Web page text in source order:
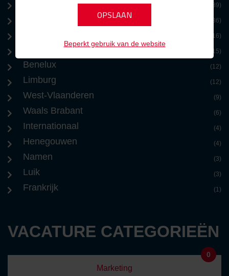
(39)
(36)
(16)
Vlaams Brabant (15)
Benelux (12)
Limburg (12)
West-Vlaanderen (9)
Waals Brabant (6)
Internationaal (4)
Henegouwen (4)
Namen (3)
Luik (3)
Frankrijk (1)
VACATURE CATEGORIEËN
Marketing
0
Beperkt gebruik van de website